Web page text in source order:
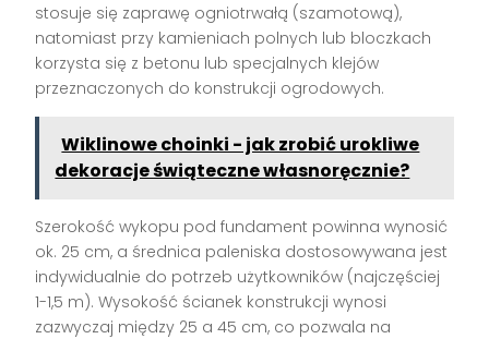
stosuje się zaprawę ogniotrwałą (szamotową),
natomiast przy kamieniach polnych lub bloczkach
korzysta się z betonu lub specjalnych klejów
przeznaczonych do konstrukcji ogrodowych.
Wiklinowe choinki - jak zrobić urokliwe
dekoracje świąteczne własnoręcznie?
Szerokość wykopu pod fundament powinna wynosić
ok. 25 cm, a średnica paleniska dostosowywana jest
indywidualnie do potrzeb użytkowników (najczęściej
1-1,5 m). Wysokość ścianek konstrukcji wynosi
zazwyczaj między 25 a 45 cm, co pozwala na